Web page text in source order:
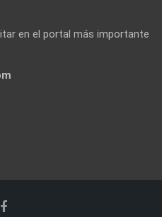
en el portal más importante